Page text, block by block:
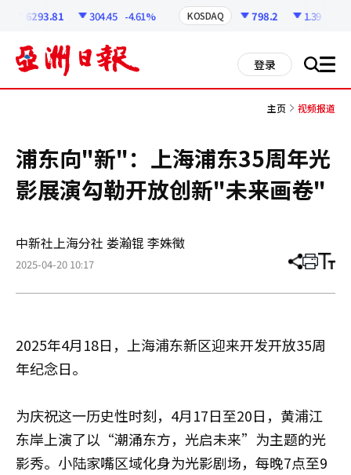
6293.81 304.45 -4.61% KOSDAQ 798.2 1.39
登录 搜 all
主页 视频报道
浦东向"新"：上海浦东35周年光
影展演勾勒开放创新"未来画卷"
中新社上海分社 娄瀚锟 李姝徵
2025-04-20 10:17 分
章
打 调
小
2025年4月18日，上海浦东新区迎来开发开放35周
年纪念日。
为庆祝这一历史性时刻，4月17日至20日，黄浦江
东岸上演了以“潮涌东方，光启未来”为主题的光
影秀。小陆家嘴区域化身为光影剧场，每晚7点至9